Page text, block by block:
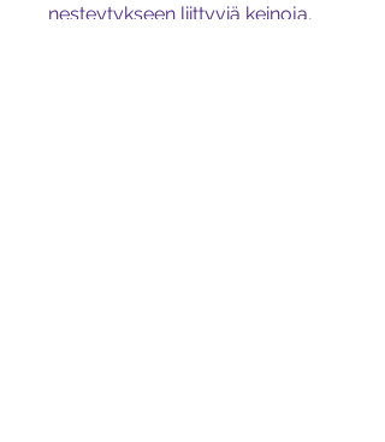
nesteytykseen liittyviä keinoja,